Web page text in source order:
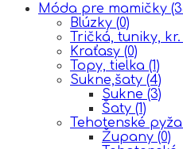
Móda pre mamičky
Blúzky (0)
Tričká, tuniky,
Kraťasy (0)
Topy, tielka (1)
Sukne,šaty (4)
Sukne (3)
Šaty (1)
Tehotenské
Župany (0)